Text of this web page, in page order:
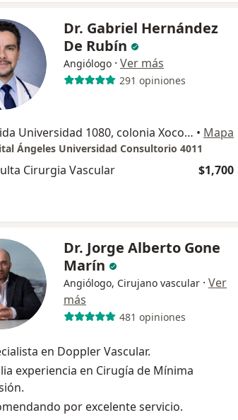
Dr. Gabriel Hernández
De Rubín
Angiólogo · Ver más
291 opiniones
Avenida Universidad 1080, colonia Xoco, alcaldía Benito Juárez, Ciudad de México • Mapa
Ángeles Universidad Consultorio 4011
Cirurgia Vascular $1,700
Dr. Jorge Alberto Gone
Marín
Angiólogo, Cirujano vascular · Ver
más
481 opiniones
en Doppler Vascular.
experiencia en Cirugía de Mínima
por excelente servicio.